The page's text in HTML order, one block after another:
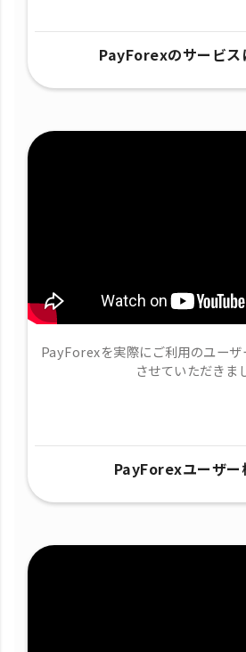
PayForexのサービス
PayForexを実際にご利用のユー
させていただきま
PayForexユーザー